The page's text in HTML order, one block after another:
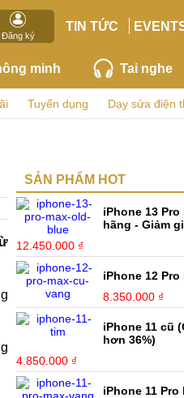
Đăng ký
TIN TỨC
minh Tai nghe
Tuyển dụng Dạy sửa điện
SẢN PHẨM HOT
iPhone 13
hãng - Giảm
12.450.000 ₫
iPhone 12 Pro
8.350.000 ₫
iPhone 11 cũ
hơn 36%)
4.850.000 ₫
iPhone 11